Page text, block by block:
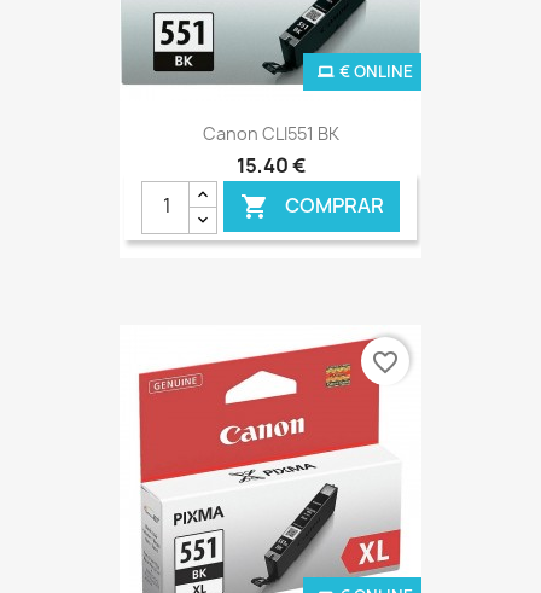
Canon CLI551 BK
15,40 €
 COMPRAR
€ ONLINE
favorite_border